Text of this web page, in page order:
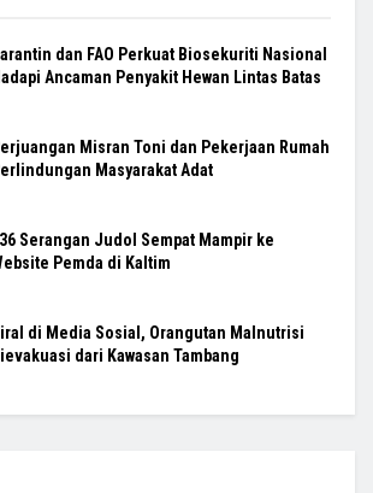
dan FAO Perkuat Biosekuriti Nasional
Ancaman Penyakit Hewan Lintas Batas
Misran Toni dan Pekerjaan Rumah
Masyarakat Adat
Serangan Judol Sempat Mampir ke
Pemda di Kaltim
di Media Sosial, Orangutan Malnutrisi
dari Kawasan Tambang